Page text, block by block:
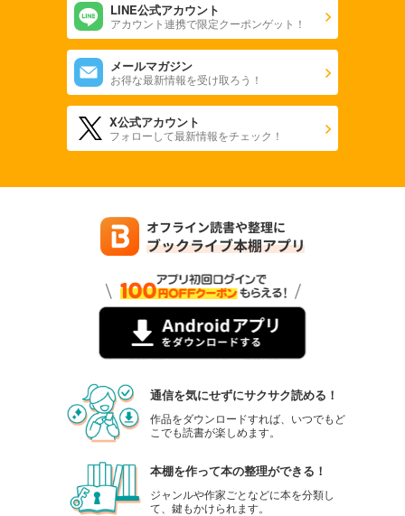
LINE公式アカウント
アカウント連携で限定クーポンゲット！
メールマガジン
お得な最新情報を受け取ろう！
X公式アカウント
フォローして最新情報をチェック！
通信を気にせずにサクサク読める！
作品をダウンロードすれば、いつでもど
こでも読書が楽しめます。
本棚を作って本の整理ができる！
ジャンルや作家ごとなどに本を分類し
て、鍵もかけられます。